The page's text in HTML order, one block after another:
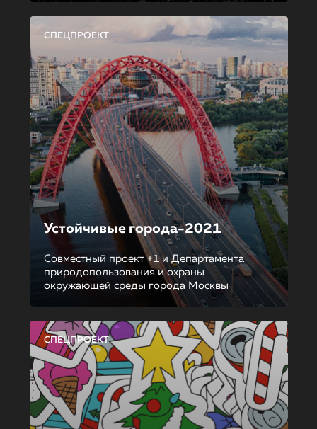
СПЕЦПРОЕКТ
Устойчивые города-2021
Совместный проект +1 и Департамента
природопользования и охраны
окружающей среды города Москвы
СПЕЦПРОЕКТ